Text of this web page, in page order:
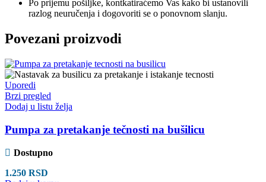
Po prijemu pošiljke, kontkatiraćemo Vas kako bi ustanovili
razlog neuručenja i dogovoriti se o ponovnom slanju.
Povezani proizvodi
Uporedi
Brzi pregled
Dodaj u listu želja
Pumpa za pretakanje tečnosti na bušilicu
Dostupno
1.250 RSD